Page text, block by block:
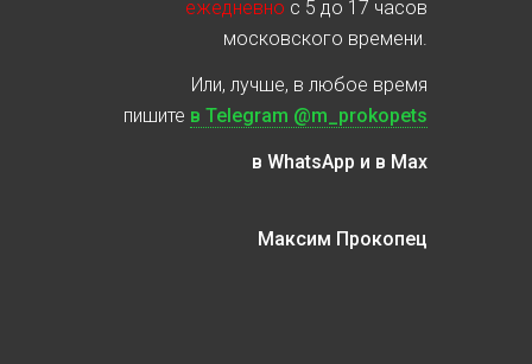
ежедневно с 5 до 17 часов
московского времени.
Или, лучше, в любое время
пишите в Telegram @m_prokopets
в WhatsApp и в Max
Максим Прокопец